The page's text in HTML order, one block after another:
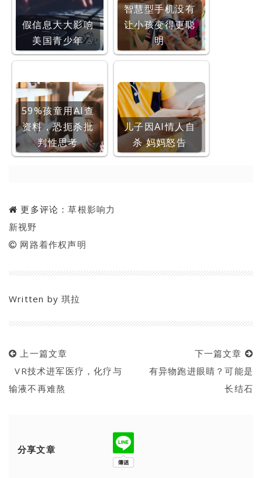
假信息大大影响
美国青少年
智慧型手机没有
让小孩变得更聪
明
59%孩童用AI查
资料，恐扼杀批
判性思考
儿子因AI情人自
杀 妈妈怒告
更多评论：草根影响力
新视野
网路着作权声明
Written by琪拉
上一篇文章
VR技术进军医疗，化疗与
输液不再难熬
下一篇文章
有异物跑进眼睛？可能是
长结石
分享文章